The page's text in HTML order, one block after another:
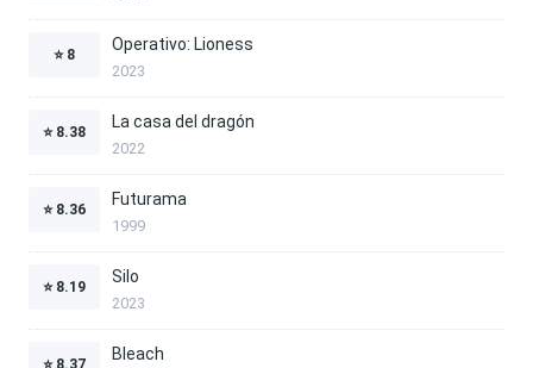
⭐ 8
Operativo: Lioness
2023
⭐ 8.38
La casa del dragón
2022
⭐ 8.36
Futurama
1999
⭐ 8.19
Silo
2023
⭐ 8.37
Bleach